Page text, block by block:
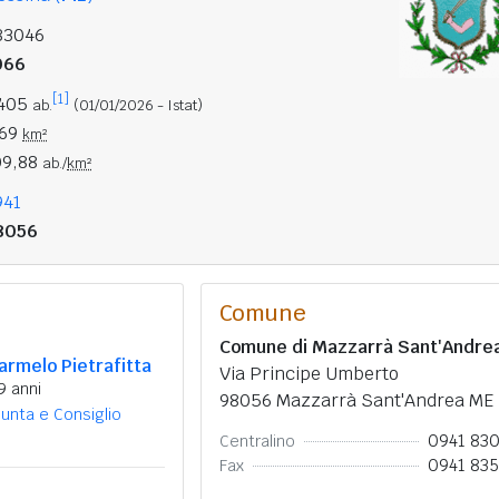
ab. [1] (01/01/2026 - Istat)
km²
ab./km²
Pietrafitta
anni
e Consiglio
Comune
Comune di Mazzarrà
Via Principe Umberto
98056 Mazzarrà Sant'Andrea ME
Centralino 0941
Fax 0941